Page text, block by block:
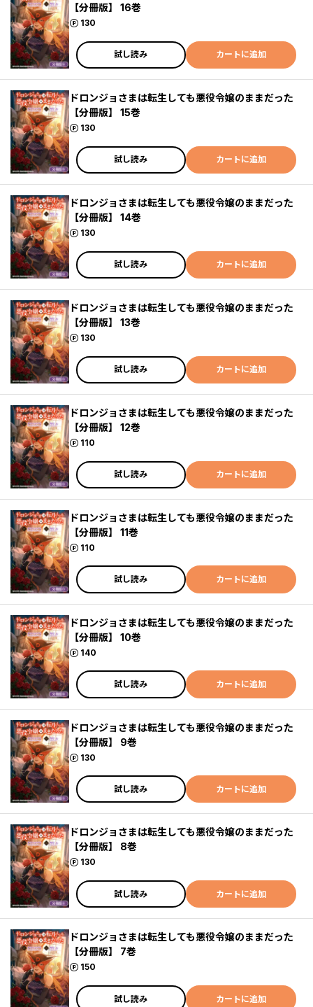
【分冊版】 16巻
130
ポイント
試し読み カートに追加
ドロンジョさまは転生しても悪役令嬢のままだった
【分冊版】 15巻
130
ポイント
試し読み カートに追加
ドロンジョさまは転生しても悪役令嬢のままだった
【分冊版】 14巻
130
ポイント
試し読み カートに追加
ドロンジョさまは転生しても悪役令嬢のままだった
【分冊版】 13巻
130
ポイント
試し読み カートに追加
ドロンジョさまは転生しても悪役令嬢のままだった
【分冊版】 12巻
110
ポイント
試し読み カートに追加
ドロンジョさまは転生しても悪役令嬢のままだった
【分冊版】 11巻
110
ポイント
試し読み カートに追加
ドロンジョさまは転生しても悪役令嬢のままだった
【分冊版】 10巻
140
ポイント
試し読み カートに追加
ドロンジョさまは転生しても悪役令嬢のままだった
【分冊版】 9巻
130
ポイント
試し読み カートに追加
ドロンジョさまは転生しても悪役令嬢のままだった
【分冊版】 8巻
130
ポイント
試し読み カートに追加
ドロンジョさまは転生しても悪役令嬢のままだった
【分冊版】 7巻
150
ポイント
試し読み カートに追加